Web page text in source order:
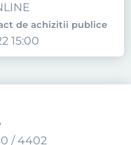
de achizitii publice
15:00
/ 4402